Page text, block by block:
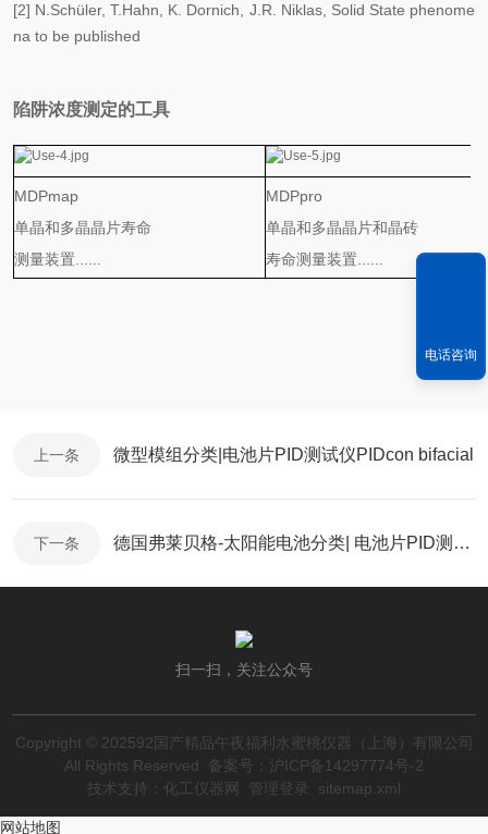
[2] N.Schüler, T.Hahn, K. Dornich, J.R. Niklas, Solid State phenome
na to be published
陷阱浓度测定的工具
MDPmap
单晶和多晶晶片寿命
测量装置......
MDPpro
单晶和多晶晶片和晶砖
寿命测量装置......
上一条 微型模组分类|电池片PID测试仪PIDcon bifacial
下一条 德国弗莱贝格-太阳能电池分类| 电池片PID测试仪PIDcon bifacial
扫一扫，关注公众号
Copyright © 202592国产精品午夜福利水蜜桃仪器（上海）有限公司
All Rights Reserved
备案号：沪ICP备14297774号-2
技术支持： 化工仪器网 管理登录 sitemap.xml
电话咨询
网站地图